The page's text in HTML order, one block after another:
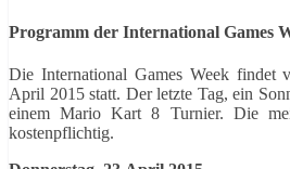
Programm der International Games
Die International Games Week
April 2015 statt. Der letzte Tag, ein
einem Mario Kart 8 Turnier. Die
kostenpflichtig.